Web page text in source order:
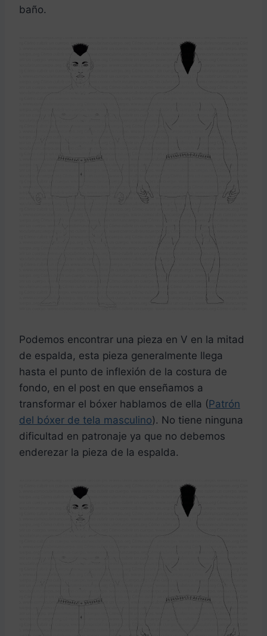
baño.
Podemos encontrar una pieza en V en la mitad
de espalda, esta pieza generalmente llega
hasta el punto de inflexión de la costura de
fondo, en el post en que enseñamos a
transformar el bóxer hablamos de ella (Patrón
del bóxer de tela masculino). No tiene ninguna
dificultad en patronaje ya que no debemos
enderezar la pieza de la espalda.